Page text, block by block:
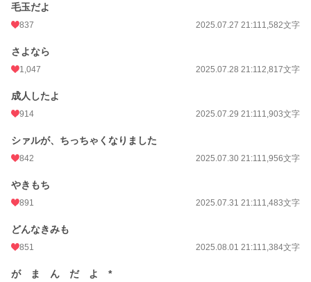
毛玉だよ
837 2025.07.27 21:111,582文字
さよなら
1,047 2025.07.28 21:112,817文字
成人したよ
914 2025.07.29 21:111,903文字
シァルが、ちっちゃくなりました
842 2025.07.30 21:111,956文字
やきもち
891 2025.07.31 21:111,483文字
どんなきみも
851 2025.08.01 21:111,384文字
が ま ん だ よ *